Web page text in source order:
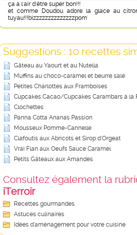
ça a l'air d'être super bon!!!
et comme Doudou adore la glace au
tuyau!!!bizzzzzzzzzzzzzzpom'
Suggestions : 10 recettes
Gâteau au Yaourt et au Nutella
Muffins au choco-caramel et beurre salé
Petites Charlottes aux Framboises
Cupcakes Cacao/Cupcakes Carambars à la
Clochettes
Panna Cotta Ananas Passion
Mousseux Pomme-Cannelle
Clafoutis aux Abricots et Sirop d'Orgeat
Vrai Flan aux Oeufs Sauce Caramel
Petits Gâteaux aux Amandes
Consultez également la
iTerroir
Recettes gourmandes
Astuces culinaires
Idées d’aménagement pour votre cuisine